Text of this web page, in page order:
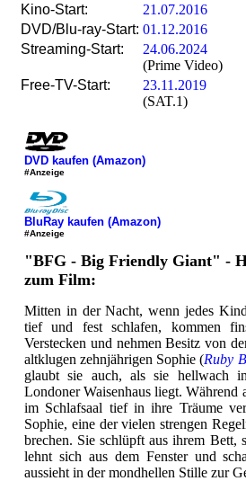
Kino-Start:
21.07.2016
DVD/Blu-ray-Start: 01.12.2016
Streaming-Start:
24.06.2024
(Prime Video)
Free-TV-Start:
23.11.2019
(SAT.1)
DVD kaufen (Amazon)
#Anzeige
BluRay kaufen (Amazon)
#Anzeige
"BFG - Big Friendly Giant" -
zum Film:
Mitten in der Nacht, wenn jedes
tief und fest schlafen, kommen
Verstecken und nehmen Besitz von
altklugen zehnjährigen Sophie (Ruby
glaubt sie auch, als sie hellwach
Londoner Waisenhaus liegt. Während
im Schlafsaal tief in ihre Träume
Sophie, eine der vielen strengen
brechen. Sie schlüpft aus ihrem Bett,
lehnt sich aus dem Fenster und
aussieht in der mondhellen Stille zur